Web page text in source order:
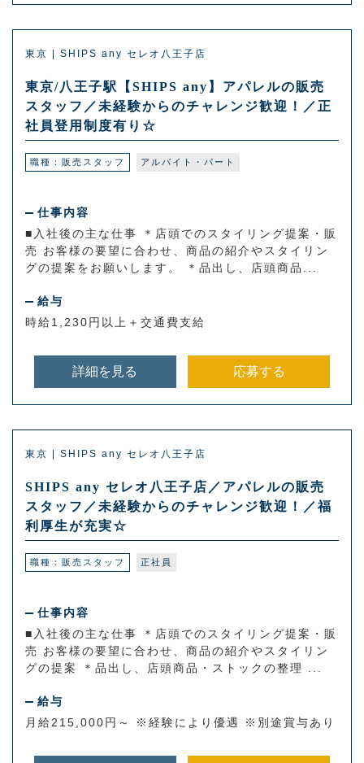
東京 | SHIPS any セレオ八王子店
東京/八王子駅【SHIPS any】アパレルの販売
スタッフ／未経験からのチャレンジ歓迎！／正
社員登用制度有り☆
職種：販売スタッフ アルバイト・パート
仕事内容
■入社後の主な仕事 ＊店頭でのスタイリング提案・販
売 お客様の要望に合わせ、商品の紹介やスタイリン
グの提案をお願いします。 ＊品出し、店頭商品...
給与
時給1,230円以上＋交通費支給
詳細を見る 応募する
東京 | SHIPS any セレオ八王子店
SHIPS any セレオ八王子店／アパレルの販売
スタッフ／未経験からのチャレンジ歓迎！／福
利厚生が充実☆
職種：販売スタッフ 正社員
仕事内容
■入社後の主な仕事 ＊店頭でのスタイリング提案・販
売 お客様の要望に合わせ、商品の紹介やスタイリン
グの提案 ＊品出し、店頭商品・ストックの整理 ...
給与
月給215,000円～ ※経験により優遇 ※別途賞与あり